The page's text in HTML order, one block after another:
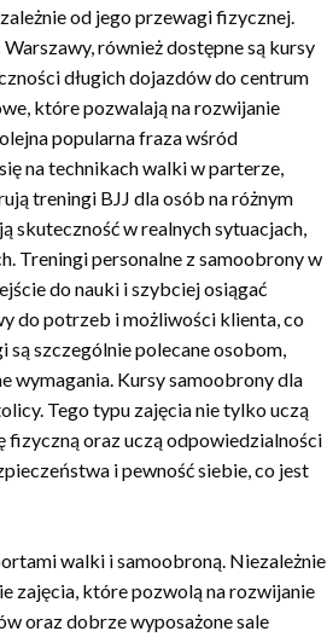
od jego przewagi fizycznej.
Warszawy, również dostępne są kursy
długich dojazdów do centrum
które pozwalają na rozwijanie
popularna fraza wśród
na technikach walki w parterze,
treningi BJJ dla osób na różnym
skuteczność w realnych sytuacjach,
Treningi personalne z samoobrony w
do nauki i szybciej osiągać
do potrzeb i możliwości klienta, co
szczególnie polecane osobom,
wymagania. Kursy samoobrony dla
Tego typu zajęcia nie tylko uczą
oraz uczą odpowiedzialności
i pewność siebie, co jest
walki i samoobroną. Niezależnie
zajęcia, które pozwolą na rozwijanie
oraz dobrze wyposażone sale